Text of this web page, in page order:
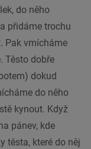
do něho
přidáme trochu
Pak vmícháme
Těsto dobře
dokud
do něho
kynout. Když
pánev, kde
těsta, které do něj